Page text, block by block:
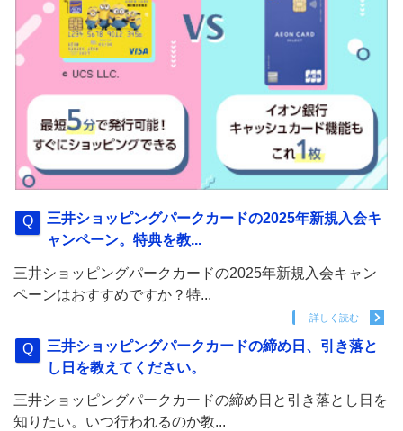
三井ショッピングパークカードの2025年新規入会キ
ャンペーン。特典を教...
三井ショッピングパークカードの2025年新規入会キャン
ペーンはおすすめですか？特...
詳しく読む
三井ショッピングパークカードの締め日、引き落と
し日を教えてください。
三井ショッピングパークカードの締め日と引き落とし日を
知りたい。いつ行われるのか教...